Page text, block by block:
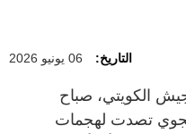
التاريخ: 06 يونيو 2026
الكويتي، صباح
تصدت لهجمات